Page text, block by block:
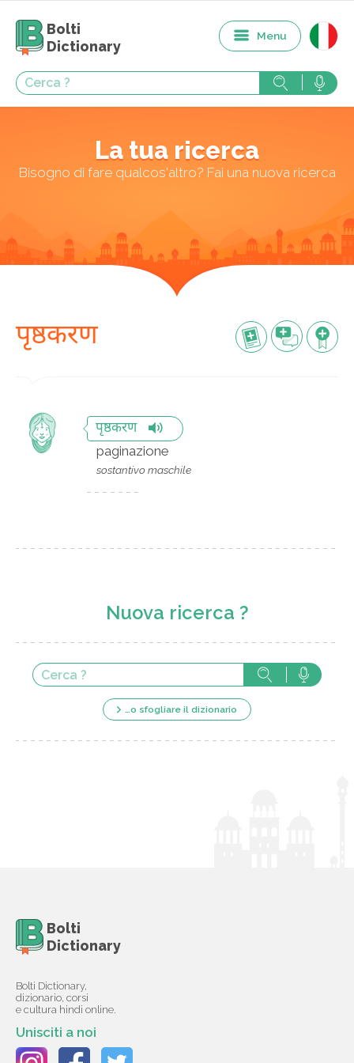
Bolti
Dictionary
Menu
La tua ricerca
Bisogno di fare qualcos'altro? Fai una nuova ricerca
पृष्ठकरण
पृष्ठकरण
paginazione
sostantivo maschile
Nuova ricerca ?
…o sfogliare il dizionario
Bolti
Dictionary
Bolti Dictionary,
dizionario, corsi
e cultura hindi online.
Unisciti a noi